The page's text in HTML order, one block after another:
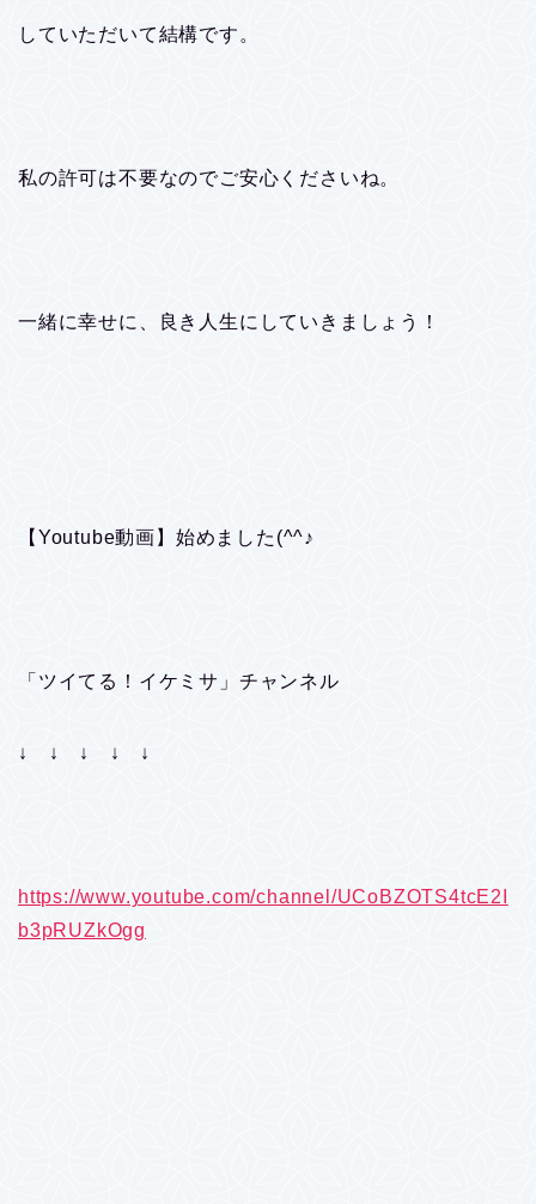
していただいて結構です。
私の許可は不要なのでご安心くださいね。
一緒に幸せに、良き人生にしていきましょう！
【Youtube動画】始めました(^^♪
「ツイてる！イケミサ」チャンネル
↓ ↓ ↓ ↓ ↓
https://www.youtube.com/channel/UCoBZOTS4tcE2I
b3pRUZkOgg